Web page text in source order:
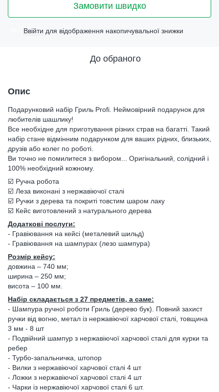
Замовити швидко
Ввійти для відображення накопичувальної знижки
До обраного
Опис
Подарунковий набір Гриль Profi. Неймовірний подарунок для
любителів шашлику!
Все необхідне для приготування різних страв на багатті. Такий
набір стане відмінним подарунком для ваших рідних, близьких,
друзів або колег по роботі.
Ви точно не помилитеся з вибором... Оригінальний, солідний і
100% необхідний кожному.
☑️ Ручна робота
☑️ Леза виконані з нержавіючої сталі
☑️ Ручки з дерева та покриті товстим шаром лаку
☑️ Кейс виготовлений з натурального дерева
Додаткові послуги:
- Гравіювання на кейсі (металевий шильд)
- Гравіювання на шампурах (лезо шампура)
Розмір кейсу:
довжина – 740 мм;
ширина – 250 мм;
висота – 100 мм.
Набір складається з 27 предметів, а саме:
- Шампура ручної роботи Гриль (дерево бук). Повний захист
ручки від вогню, метал із нержавіючої харчової сталі, товщина
3 мм - 8 шт
- Подвійний шампур з нержавіючої харчової сталі для курки та
ребер
- Турбо-запальничка, штопор
- Вилки з нержавіючої харчової сталі 4 шт
- Ложки з нержавіючої харчової сталі 4 шт
- Чарки із нержавіючої харчової сталі 6 шт.